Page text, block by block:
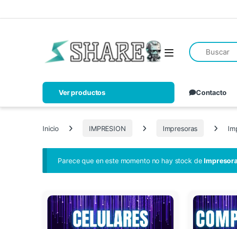
Ver productos Contacto
Inicio IMPRESION Impresoras
Parece que en este momento no hay stock de